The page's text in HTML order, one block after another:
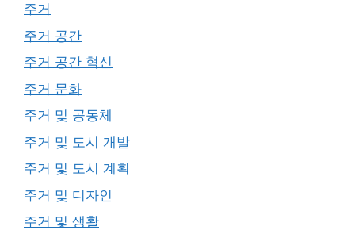
주거
주거 공간
주거 공간 혁신
주거 문화
주거 및 공동체
주거 및 도시 개발
주거 및 도시 계획
주거 및 디자인
주거 및 생활